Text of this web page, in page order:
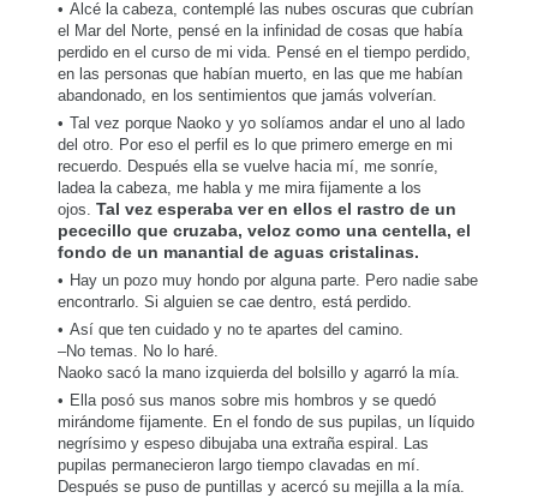
Alcé la cabeza, contemplé las nubes oscuras que cubrían
el Mar del Norte, pensé en la infinidad de cosas que había
perdido en el curso de mi vida. Pensé en el tiempo perdido,
en las personas que habían muerto, en las que me habían
abandonado, en los sentimientos que jamás volverían.
Tal vez porque Naoko y yo solíamos andar el uno al lado
del otro. Por eso el perfil es lo que primero emerge en mi
recuerdo. Después ella se vuelve hacia mí, me sonríe,
ladea la cabeza, me habla y me mira fijamente a los
ojos.Tal vez esperaba ver en ellos el rastro de un
pececillo que cruzaba, veloz como una centella, el
fondo de un manantial de aguas cristalinas.
Hay un pozo muy hondo por alguna parte. Pero nadie sabe
encontrarlo. Si alguien se cae dentro, está perdido.
Así que ten cuidado y no te apartes del camino.
–No temas. No lo haré.
Naoko sacó la mano izquierda del bolsillo y agarró la mía.
Ella posó sus manos sobre mis hombros y se quedó
mirándome fijamente. En el fondo de sus pupilas, un líquido
negrísimo y espeso dibujaba una extraña espiral. Las
pupilas permanecieron largo tiempo clavadas en mí.
Después se puso de puntillas y acercó su mejilla a la mía.